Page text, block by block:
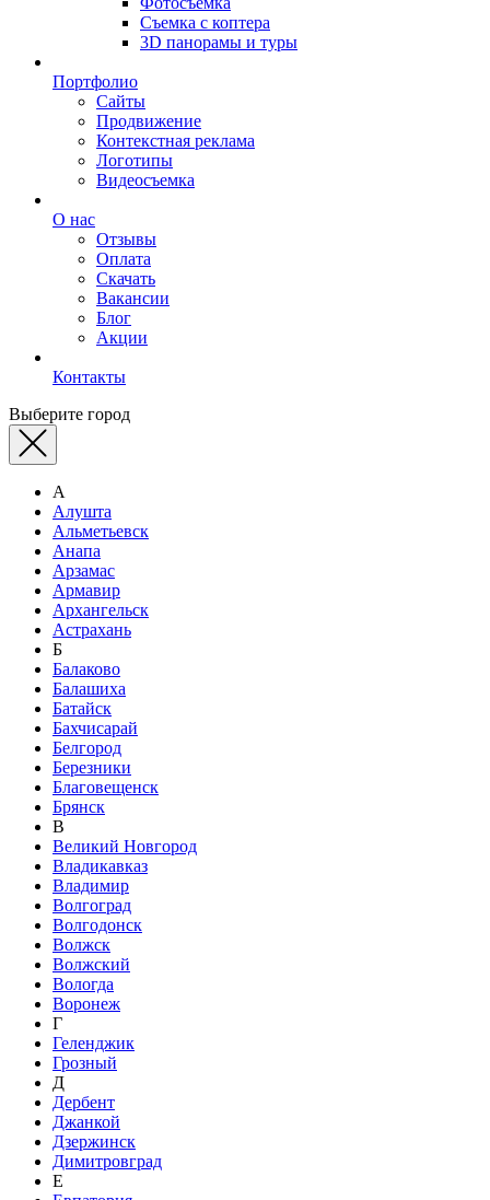
Съемка с коптера
3D панорамы и туры
Портфолио
Сайты
Продвижение
Контекстная реклама
Логотипы
Видеосъемка
О нас
Отзывы
Оплата
Скачать
Вакансии
Блог
Акции
Контакты
Выберите город
А
Алушта
Альметьевск
Анапа
Арзамас
Армавир
Архангельск
Астрахань
Б
Балаково
Балашиха
Батайск
Бахчисарай
Белгород
Березники
Благовещенск
Брянск
В
Великий Новгород
Владикавказ
Владимир
Волгоград
Волгодонск
Волжск
Волжский
Вологда
Воронеж
Г
Геленджик
Грозный
Д
Дербент
Джанкой
Дзержинск
Димитровград
Е